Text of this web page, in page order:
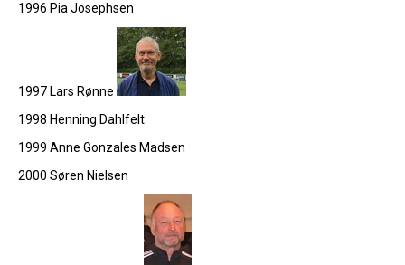
1996 Pia Josephsen
1997 Lars Rønne
1998 Henning Dahlfelt
1999 Anne Gonzales Madsen
2000 Søren Nielsen